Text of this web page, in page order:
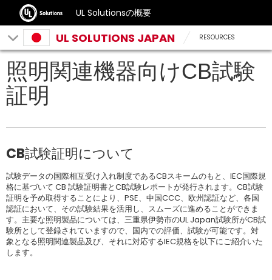
UL Solutionsの概要
UL SOLUTIONS JAPAN RESOURCES
照明関連機器向けCB試験
証明
CB試験証明について
試験データの国際相互受け入れ制度であるCBスキームのもと、IEC国際規
格に基づいて CB 試験証明書とCB試験レポートが発行されます。CB試験
証明を予め取得することにより、PSE、中国CCC、欧州認証など、各国
認証において、その試験結果を活用し、スムーズに進めることができま
す。主要な照明製品については、三重県伊勢市のUL Japan試験所がCB試
験所として登録されていますので、国内での評価、試験が可能です。対
象となる照明関連製品及び、それに対応するIEC規格を以下にご紹介いた
します。